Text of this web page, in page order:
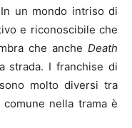
un mondo intriso di
e riconoscibile che
che anche Death
strada. I franchise di
molto diversi tra
nella trama è